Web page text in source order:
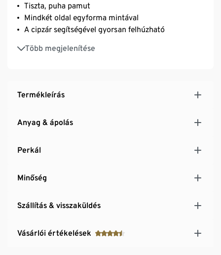
Tiszta, puha pamut
Mindkét oldal egyforma mintával
A cipzár segítségével gyorsan felhúzható
Több megjelenítése
Különösen puha, könnyű és sima
Finom, sűrű szövésű anyag
Termékleírás
Anyag & ápolás
Perkál
Minőség
Szállítás & visszaküldés
Vásárlói értékelések